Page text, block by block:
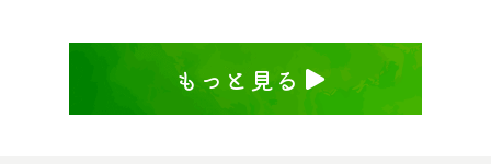
もっと見る